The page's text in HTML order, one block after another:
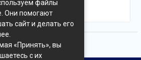
файлы
Они помогают
сайт и делать его
«Принять», вы
с их